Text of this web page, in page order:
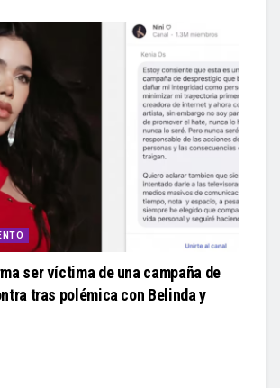
ser víctima de una campaña de
tras polémica con Belinda y